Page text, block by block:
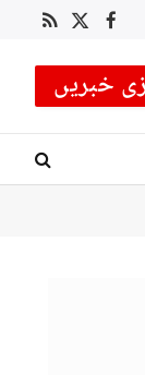
Facebook
X
RSS
خبریں